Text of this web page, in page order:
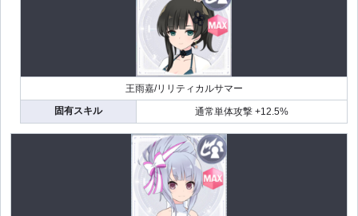
王雨嘉/リリティカルサマー
固有スキル
通常単体攻撃 +12.5%